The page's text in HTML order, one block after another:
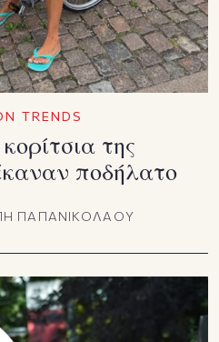
TRENDS
της
ποδήλατο
ΠΑΠΑΝΙΚΟΛΑΟΥ